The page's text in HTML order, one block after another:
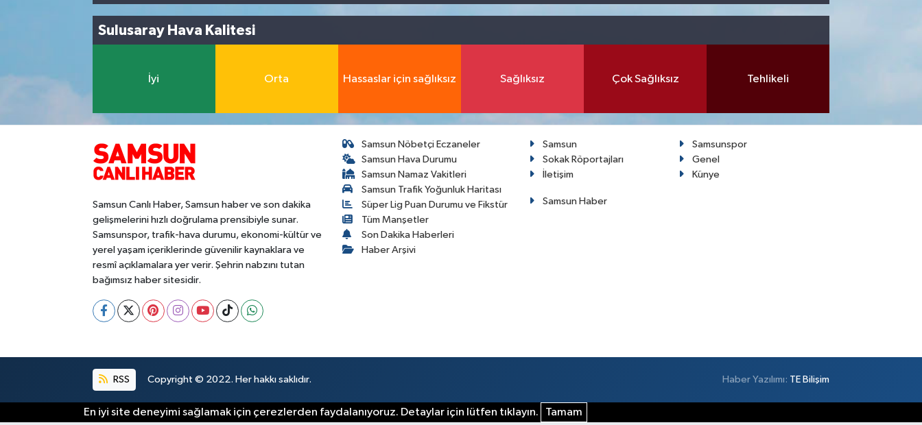
Sulusaray Hava Kalitesi
İyi Orta Hassaslar için sağlıksız Sağlıksız Çok Sağlıksız Tehlikeli
Samsun Canlı Haber, Samsun haber ve son dakika
gelişmelerini hızlı doğrulama prensibiyle sunar.
Samsunspor, trafik-hava durumu, ekonomi-kültür ve
yerel yaşam içeriklerinde güvenilir kaynaklara ve
resmî açıklamalara yer verir. Şehrin nabzını tutan
bağımsız haber sitesidir.
Samsun Nöbetçi Eczaneler
Samsun Hava Durumu
Samsun Namaz Vakitleri
Samsun Trafik Yoğunluk Haritası
Süper Lig Puan Durumu ve Fikstür
Tüm Manşetler
Son Dakika Haberleri
Haber Arşivi
Samsun
Samsunspor
Sokak Röportajları
Genel
İletişim
Künye
Samsun Haber
RSS Copyright © 2022. Her hakkı saklıdır. Haber Yazılımı: TE Bilişim
En iyi site deneyimi sağlamak için çerezlerden faydalanıyoruz. Detaylar için lütfen tıklayın. Tamam